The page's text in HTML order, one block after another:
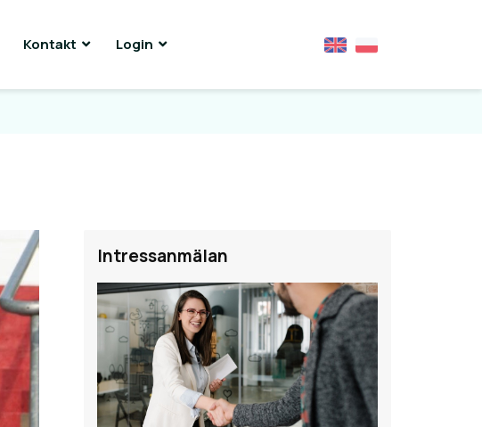
Kontakt Login
Intressanmälan